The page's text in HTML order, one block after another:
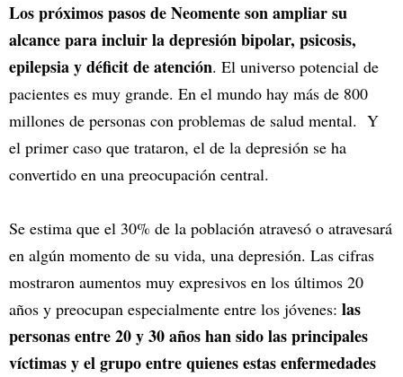
Los próximos pasos de Neomente son ampliar su
alcance para incluir la depresión bipolar, psicosis,
epilepsia y déficit de atención. El universo potencial de
pacientes es muy grande. En el mundo hay más de 800
millones de personas con problemas de salud mental. Y
el primer caso que trataron, el de la depresión se ha
convertido en una preocupación central.
Se estima que el 30% de la población atravesó o atravesará
en algún momento de su vida, una depresión. Las cifras
mostraron aumentos muy expresivos en los últimos 20
años y preocupan especialmente entre los jóvenes: las
personas entre 20 y 30 años han sido las principales
víctimas y el grupo entre quienes estas enfermedades